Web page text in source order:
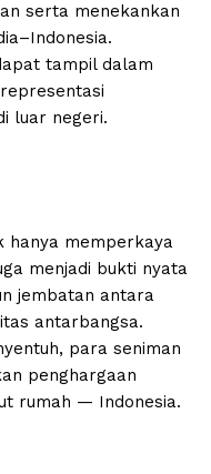
serta menekankan
tampil dalam
luar negeri.
hanya memperkaya
menjadi bukti nyata
jembatan antara
antarbangsa.
para seniman
penghargaan
rumah — Indonesia.